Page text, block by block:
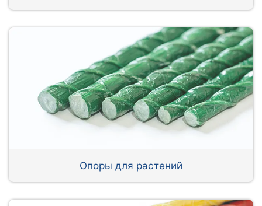
Опоры для растений